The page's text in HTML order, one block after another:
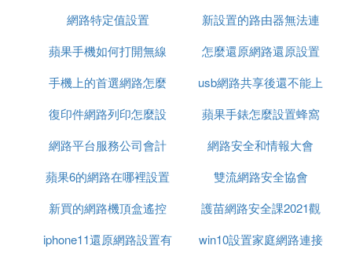
網路安全
無線路由器設置
網路特定值設置
新設置的路由器無法連
接網路連接
蘋果手機如何打開無線
網路設置方法
怎麼還原網路還原設置
手機上的首選網路怎麼
設置
usb網路共享後還不能上
網
復印件網路列印怎麼設
置
蘋果手錶怎麼設置蜂窩
網路電信網路
網路平台服務公司會計
科目設置
網路安全和情報大會
蘋果6的網路在哪裡設置
密碼
雙流網路安全協會
新買的網路機頂盒遙控
器怎麼設置
護苗網路安全課2021觀
後感
iphone11還原網路設置有
win10設置家庭網路連接